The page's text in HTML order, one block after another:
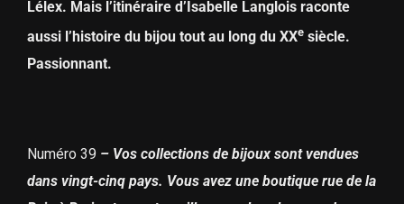
Lélex. Mais l’itinéraire d’Isabelle Langlois raconte
aussi l’histoire du bijou tout au long du XXesiècle.
Passionnant.
Numéro 39 – Vos collections de bijoux sont vendues
dans vingt-cinq pays. Vous avez une boutique rue de la